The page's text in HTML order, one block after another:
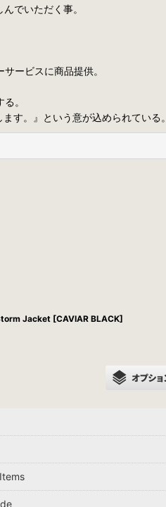
でいただく事。
ービスに商品提供。
。
す。』という意が込められている。
Jacket [CAVIAR BLACK]